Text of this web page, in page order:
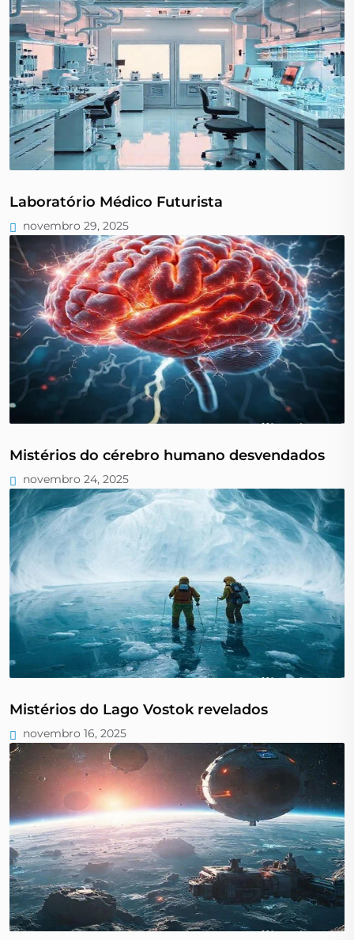
Laboratório Médico Futurista
novembro 29, 2025
Mistérios do cérebro humano desvendados
novembro 24, 2025
Mistérios do Lago Vostok revelados
novembro 16, 2025